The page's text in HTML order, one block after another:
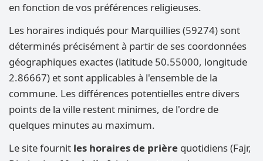
en fonction de vos préférences religieuses.
Les horaires indiqués pour Marquillies (59274) sont
déterminés précisément à partir de ses coordonnées
géographiques exactes (latitude 50.55000, longitude
2.86667) et sont applicables à l'ensemble de la
commune. Les différences potentielles entre divers
points de la ville restent minimes, de l'ordre de
quelques minutes au maximum.
Le site fournit les horaires de prière quotidiens (Fajr,